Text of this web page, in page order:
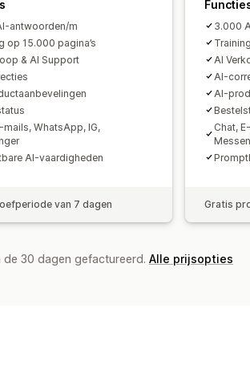
Chatstromen
antwoorden/m
op 15.000 pagina’s
& AI Support
mails, WhatsApp, IG,
AI-vaardigheden
van 7 dagen
3.000
AI
AI-
AI-
Chat,
Gratis
30 dagen gefactureerd. Alle prijsopties